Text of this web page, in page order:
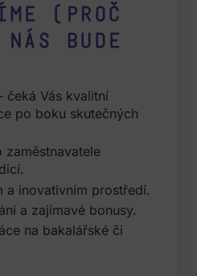
(proč
bude
čeká Vás kvalitní
po boku skutečných
zaměstnavatele
a inovativním prostředí.
a zajímavé bonusy.
na bakalářské či